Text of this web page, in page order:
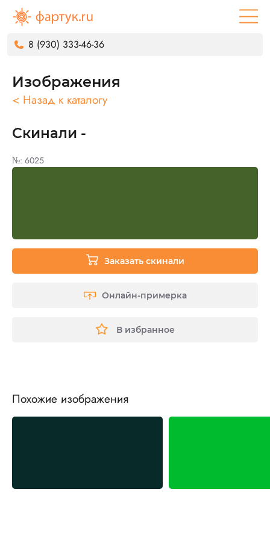
8 (930) 333-46-36
Изображения
< Назад к каталогу
Скинали -
№: 6025
Заказать скинали
Онлайн-примерка
В избранное
Похожие изображения